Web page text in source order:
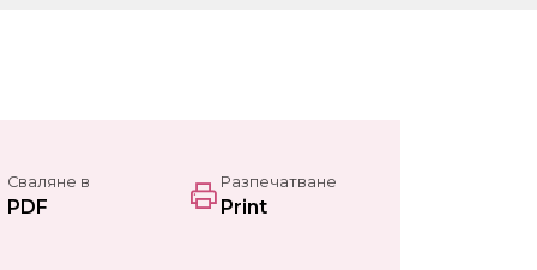
Сваляне в
PDF
Разпечатване
Print